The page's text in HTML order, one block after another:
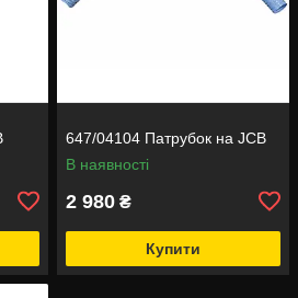
647/04104 Патрубок на JCB
В наявності
2 980 ₴
Купити